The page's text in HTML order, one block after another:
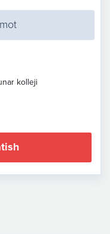
kolleji